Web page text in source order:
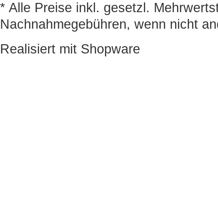
* Alle Preise inkl. gesetzl.
Nachnahmegebühren, wenn nicht
Realisiert mit Shopware